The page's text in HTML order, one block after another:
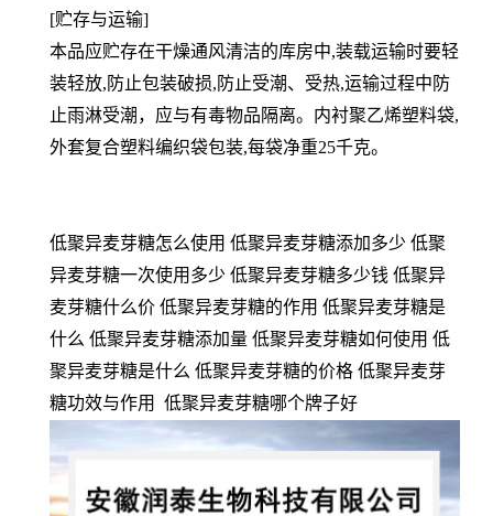
[贮存与运输]
本品应贮存在干燥通风清洁的库房中,装载运输时要轻
装轻放,防止包装破损,防止受潮、受热,运输过程中防
止雨淋受潮，应与有毒物品隔离。内衬聚乙烯塑料袋,
外套复合塑料编织袋包装,每袋净重25千克。
低聚异麦芽糖怎么使用 低聚异麦芽糖添加多少 低聚
异麦芽糖一次使用多少 低聚异麦芽糖多少钱 低聚异
麦芽糖什么价 低聚异麦芽糖的作用 低聚异麦芽糖是
什么 低聚异麦芽糖添加量 低聚异麦芽糖如何使用 低
聚异麦芽糖是什么 低聚异麦芽糖的价格 低聚异麦芽
糖功效与作用 低聚异麦芽糖哪个牌子好